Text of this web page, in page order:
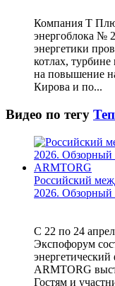
Компания Т
энергоблока №
энергетики
котлах,
на повышение
Кирова и по...
Видео по тегу
Российский
2026. Обзорный
С 22 по 24
Экспофорум
ARMTORG
Гостям и